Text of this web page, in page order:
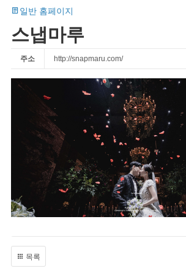
일반 홈페이지
스냅마루
주소 http://snapmaru.com/
목록